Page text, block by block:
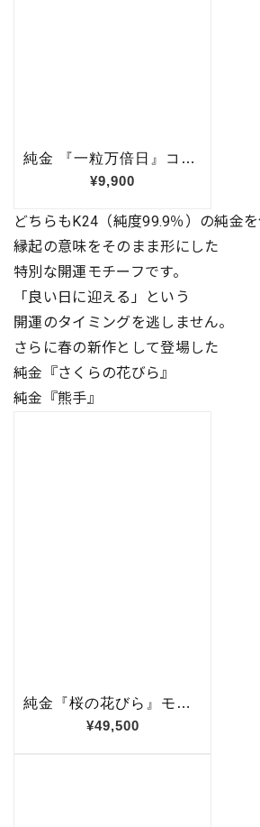
どちらもK24（純度99.9％）の純金
縁起の意味をそのまま形にした
特別な開運モチーフです。
「良い日に迎える」という
開運のタイミングを逃しません。
さらに春の新作として登場した
純金『さくらの花びら』
純金『熊手』